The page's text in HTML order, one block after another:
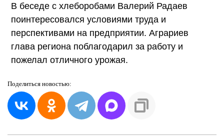
В беседе с хлеборобами Валерий Радаев
поинтересовался условиями труда и
перспективами на предприятии. Аграриев
глава региона поблагодарил за работу и
пожелал отличного урожая.
Поделиться новостью: